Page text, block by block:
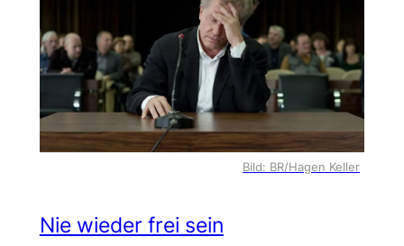
Bild: BR/Hagen Keller
Nie wieder frei sein